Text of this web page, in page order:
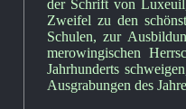
der Schrift von
Zweifel zu den
Schulen, zur
merowingischen
Jahrhunderts
Ausgrabungen des